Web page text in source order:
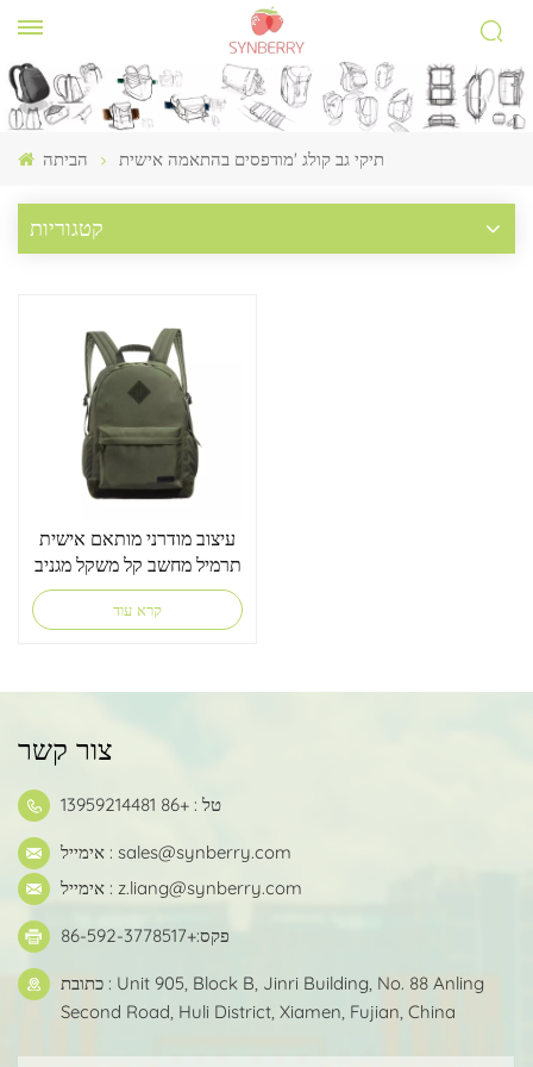
הביתה תיקי גב קולג 'מודפסים בהתאמה אישית
קטגוריות
עיצוב מודרני מותאם אישית
תרמיל מחשב קל משקל מגניב
לבני נוער
קרא עוד
צור קשר
טל : +86 13959214481
אימייל : sales@synberry.com
אימייל : z.liang@synberry.com
פקס:+86-592-3778517
כתובת : Unit 905, Block B, Jinri Building, No. 88 Anling
Second Road, Huli District, Xiamen, Fujian, China